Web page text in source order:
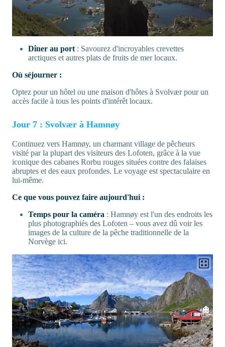
Dîner au port : Savourez d'incroyables crevettes
arctiques et autres plats de fruits de mer locaux.
Où séjourner :
Optez pour un hôtel ou une maison d'hôtes à Svolvær pour un
accès facile à tous les points d'intérêt locaux.
Jour 7 : Svolvær à Hamnøy
Continuez vers Hamnøy, un charmant village de pêcheurs
visité par la plupart des visiteurs des Lofoten, grâce à la vue
iconique des cabanes Rorbu rouges situées contre des falaises
abruptes et des eaux profondes. Le voyage est spectaculaire en
lui-même.
Ce que vous pouvez faire aujourd'hui :
Temps pour la caméra : Hamnøy est l'un des endroits les
plus photographiés des Lofoten – vous avez dû voir les
images de la culture de la pêche traditionnelle de la
Norvège ici.